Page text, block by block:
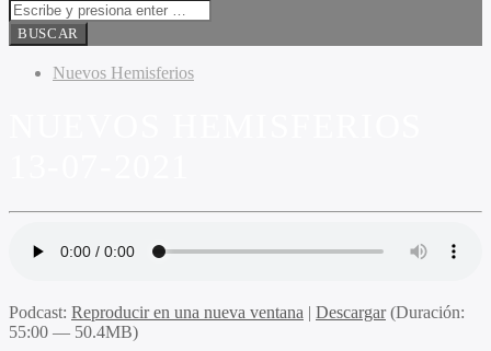
Nuevos Hemisferios
Podcast: Reproducir en una nueva ventana | Descargar(Duración:
55:00 — 50.4MB)